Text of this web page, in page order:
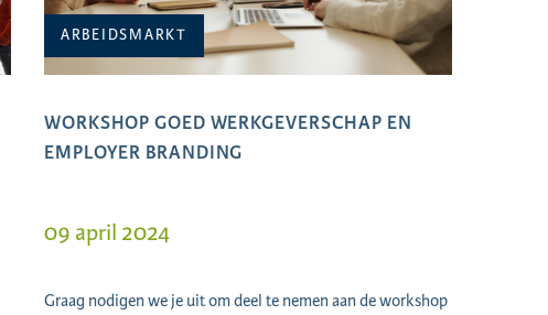
ARBEIDSMARKT
WORKSHOP GOED WERKGEVERSCHAP EN
EMPLOYER BRANDING
09 april 2024
Graag nodigen we je uit om deel te nemen aan de workshop